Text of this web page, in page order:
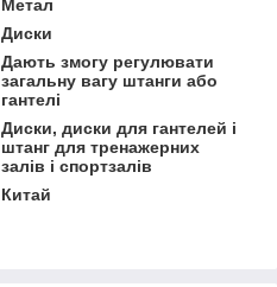
Метал
Диски
Дають змогу регулювати
загальну вагу штанги або
гантелі
Диски, диски для гантелей і
штанг для тренажерних
залів і спортзалів
Китай